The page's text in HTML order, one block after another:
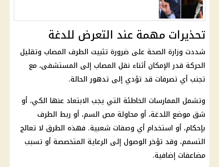
تحذيرات مهمة عند التعرض للدغة
شددت وزارة الصحة على ضرورة تثبيت الطرف المصاب وتقليل
الحركة قدر الإمكان أثناء نقل المصاب إلى المستشفى، مع
تجنب أي تصرفات قد تؤدي إلى تدهور الحالة.
وتشمل الممارسات الخاطئة التي يجب الابتعاد عنها الكي، أو
شق موضع اللدغة، أو محاولة مص السم، أو ربط الطرف
بإحكام، أو استخدام أي وصفات شعبية. فهذه الطرق لا تعالج
التسمم، وقد تؤخر الوصول إلى الرعاية المتخصصة أو تسبب
مضاعفات إضافية.